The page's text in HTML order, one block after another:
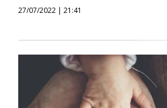
27/07/2022 | 21:41